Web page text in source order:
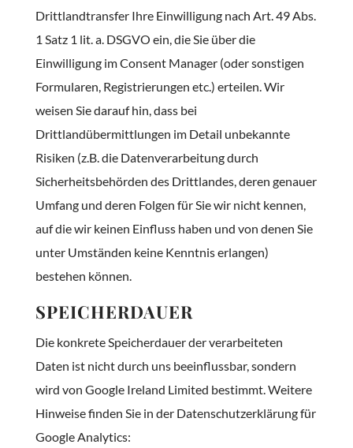
Drittlandtransfer Ihre Einwilligung nach Art. 49 Abs.
1 Satz 1 lit. a. DSGVO ein, die Sie über die
Einwilligung im Consent Manager (oder sonstigen
Formularen, Registrierungen etc.) erteilen. Wir
weisen Sie darauf hin, dass bei
Drittlandübermittlungen im Detail unbekannte
Risiken (z.B. die Datenverarbeitung durch
Sicherheitsbehörden des Drittlandes, deren genauer
Umfang und deren Folgen für Sie wir nicht kennen,
auf die wir keinen Einfluss haben und von denen Sie
unter Umständen keine Kenntnis erlangen)
bestehen können.
SPEICHERDAUER
Die konkrete Speicherdauer der verarbeiteten
Daten ist nicht durch uns beeinflussbar, sondern
wird von Google Ireland Limited bestimmt. Weitere
Hinweise finden Sie in der Datenschutzerklärung für
Google Analytics: